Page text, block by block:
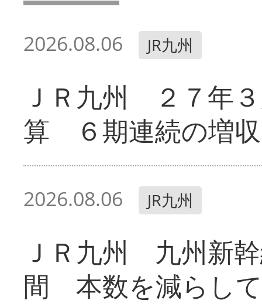
2026.08.06 JR九州
ＪＲ九州 ２７年
算 ６期連続の増収
2026.08.06 JR九州
ＪＲ九州 九州新
間 本数を減らし